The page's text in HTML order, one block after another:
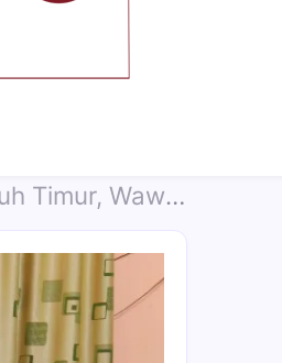
Pengelolaan Sampah